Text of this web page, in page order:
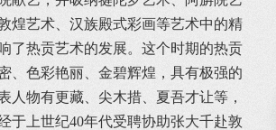
煌艺术、汉族殿式彩画等艺术中的精
了热贡艺术的发展。这个时期的热贡
、色彩艳丽、金碧辉煌，具有极强的
人物有更藏、尖木措、夏吾才让等，
于上世纪40年代受聘协助张大千赴敦